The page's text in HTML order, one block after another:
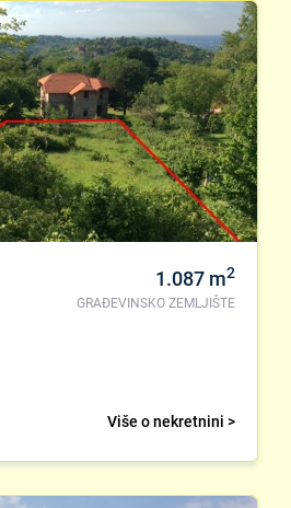
1.087 m2
GRAĐEVINSKO ZEMLJIŠTE
Više o nekretnini >